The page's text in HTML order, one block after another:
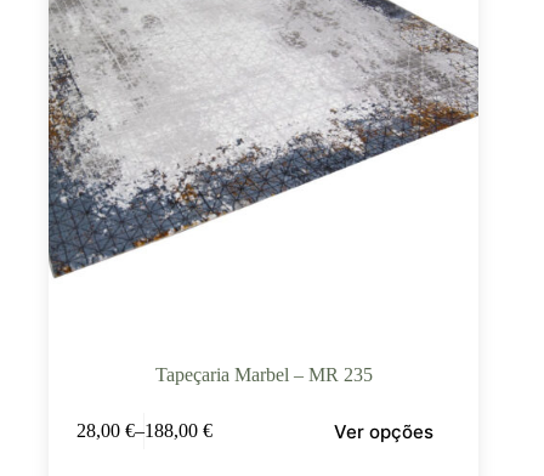
Tapeçaria Marbel – MR 235
28,00 €–188,00 € Ver opções